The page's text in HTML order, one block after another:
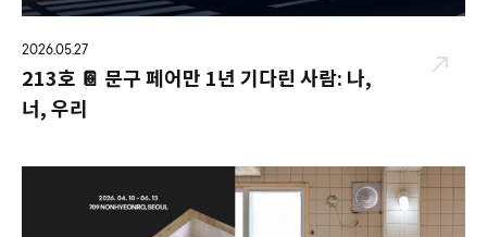
2026.05.27
213호 📔 문구 페어만 1년 기다린 사람: 나,
너, 우리